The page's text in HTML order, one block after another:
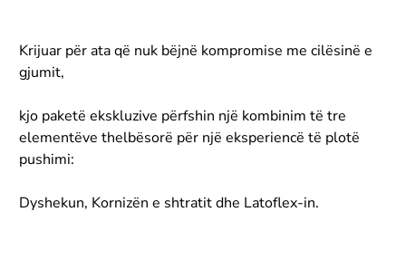
Krijuar për ata që nuk bëjnë kompromise me cilësinë e
gjumit,
kjo paketë ekskluzive përfshin një kombinim të tre
elementëve thelbësorë për një eksperiencë të plotë
pushimi:
Dyshekun, Kornizën e shtratit dhe Latoflex-in.